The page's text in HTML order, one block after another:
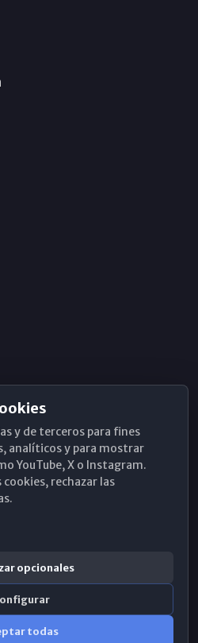
y de terceros para fines
analíticos y para mostrar
YouTube, X o Instagram.
rechazar las
opcionales
todas